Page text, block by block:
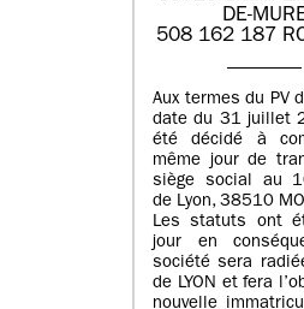
DE-
508 162 187
Aux termes du PV
date du 31 juillet
été décidé à
même jour de
siège social au
de Lyon, 38510
Les statuts ont
jour en
société sera
de LYON et fera
nouvelle